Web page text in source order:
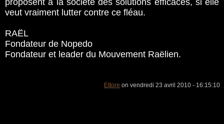
proposent à la société des solutions efficaces, si elle
veut vraiment lutter contre ce fléau.
RAËL
Fondateur de Nopedo
Fondateur et leader du Mouvement Raëlien.
Ettore on vendredi 23 avril 2010 - 16:15:10